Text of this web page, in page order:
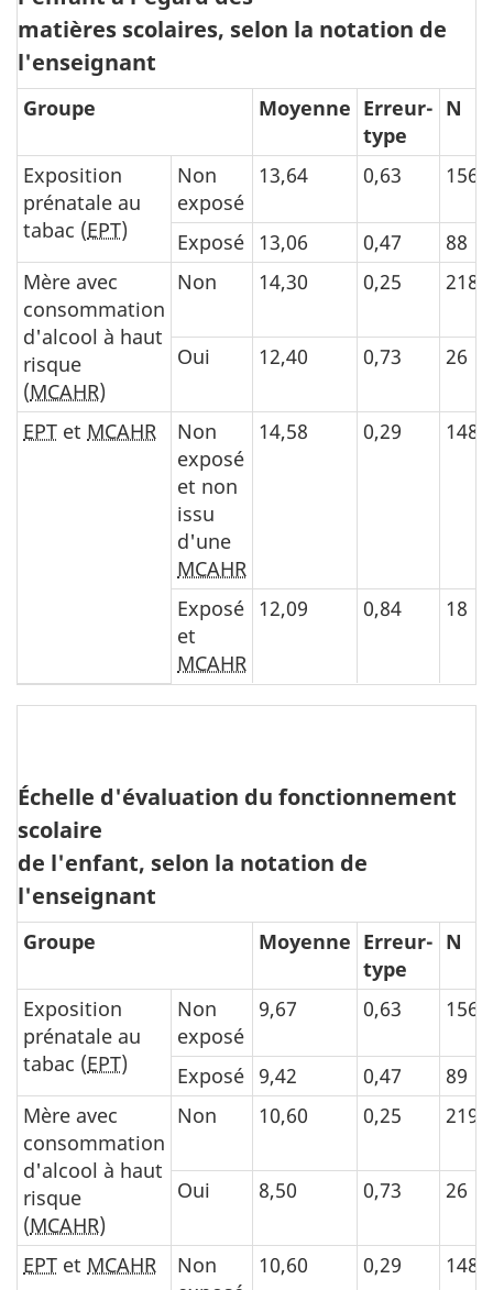
matières scolaires, selon la notation de
l'enseignant
Groupe Moyenne Erreur-
type
N
Exposition
prénatale au
tabac (EPT)
Non
exposé
13,64 0,63 156
Exposé 13,06 0,47
88
Mère avec
consommation
d'alcool à haut
risque
(MCAHR)
Non 14,30 0,25 218
Oui 12,40 0,73 26
EPT et MCAHR
Non
exposé
et non
issu
d'une
MCAHR
14,58 0,29 148
Exposé
et
MCAHR
12,09 0,84 18
Échelle d'évaluation du fonctionnement
scolaire
de l'enfant, selon la notation de
l'enseignant
Groupe Moyenne Erreur-
type
N
Exposition
prénatale au
tabac (EPT)
Non
exposé
9,67 0,63 156
Exposé 9,42 0,47
89
Mère avec
consommation
d'alcool à haut
risque
(MCAHR)
Non 10,60 0,25 219
Oui 8,50 0,73 26
EPT et MCAHR
Non
10,60 0,29 148